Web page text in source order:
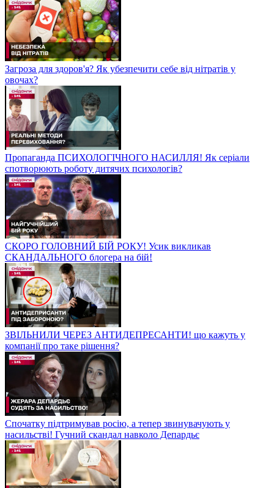
Загроза для здоров'я? Як убезпечити себе від нітратів у
овочах?
Пропаганда ПСИХОЛОГІЧНОГО НАСИЛЛЯ! Як серіали
спотворюють роботу дитячих психологів?
СКОРО ГОЛОВНИЙ БІЙ РОКУ! Усик викликав
СКАНДАЛЬНОГО блогера на бій!
ЗВІЛЬНИЛИ ЧЕРЕЗ АНТИДЕПРЕСАНТИ! що кажуть у
компанії про таке рішення?
Спочатку підтримував росію, а тепер звинувачують у
насильстві! Гучний скандал навколо Депардьє